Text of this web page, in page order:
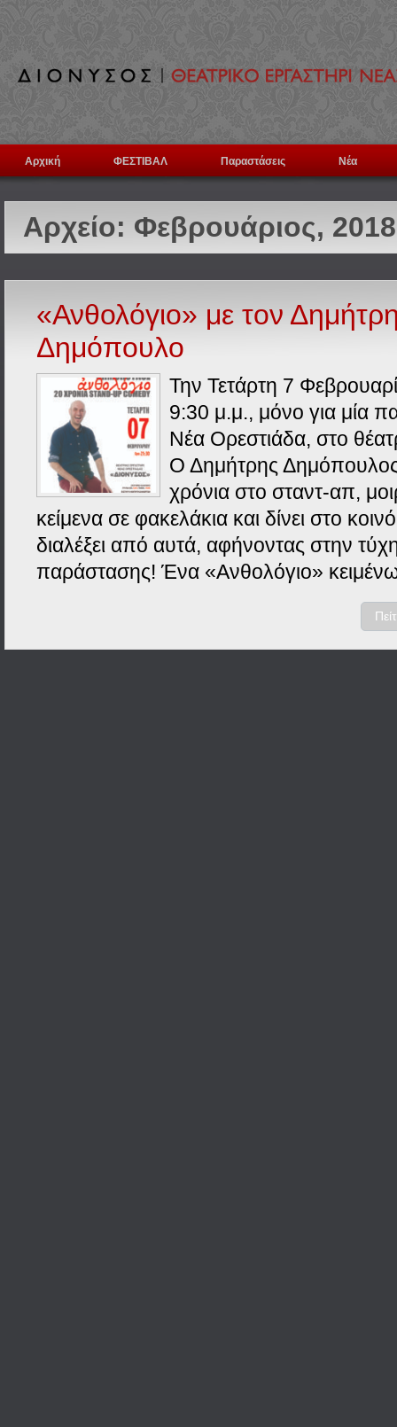
Αρχική ΦΕΣΤΙΒΑΛ Παραστάσεις Νέα
Αρχείο: Φεβρουάριος, 2018
«Ανθολόγιο» με τον
Δημόπουλο
Την Τετάρτη 7
9:30 μ.μ., μόνο για μία
Νέα Ορεστιάδα, στο
Ο Δημήτρης Δημόπουλος
χρόνια στο σταντ-απ,
κείμενα σε φακελάκια και δίνει στο
διαλέξει από αυτά, αφήνοντας στην
παράστασης! Ένα «Ανθολόγιο»